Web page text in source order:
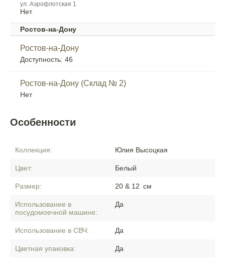
ул. Аэрофлотская 1
Нет
Ростов-на-Дону
Ростов-на-Дону
Доступность: 46
Ростов-на-Дону (Склад № 2)
Нет
Особенности
Коллекция: Юлия Высоцкая
Цвет: Белый
Размер: 20 & 12 см
Использование в
посудомоечной машине:
Да
Использование в СВЧ: Да
Цветная упаковка: Да